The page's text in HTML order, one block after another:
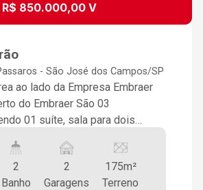
R$ 850.000,00 V
- São José dos Campos/SP
ao lado da Empresa Embraer
do Embraer São 03
01 suíte, sala para dois
serviços, amplo quintal área
de garagem cobertas.
2
Banho
2
Garagens
175m²
Terreno